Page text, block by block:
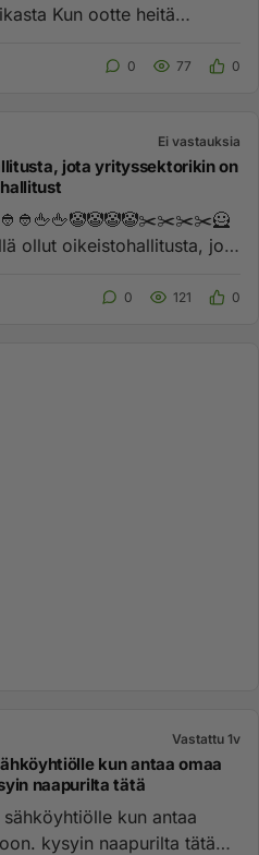
Kun ootte heitä
0 77 0
Ei vastauksia
jota yrityssektorikin on
ollut oikeistohallitusta, jota
0 121 0
Vastattu 1v
kun antaa omaa
naapurilta tätä
kun antaa
kysyin naapurilta tätä